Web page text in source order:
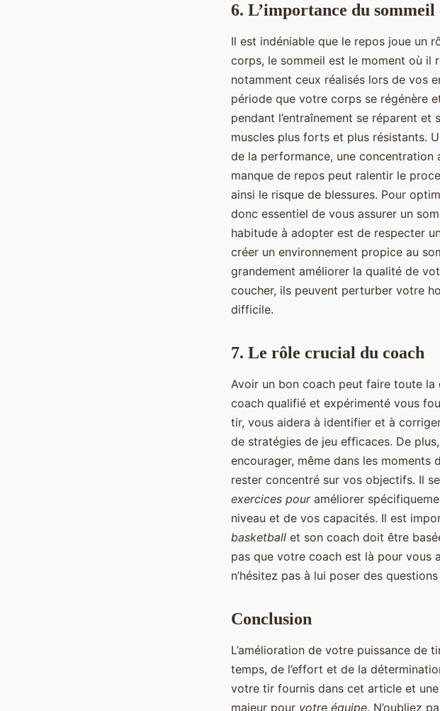
6. L’importance du sommeil
Il est indéniable que le repos joue un
corps, le sommeil est le moment où il
notamment ceux réalisés lors de vos
période que votre corps se régénère
pendant l’entraînement se réparent
muscles plus forts et plus résistants.
de la performance, une
manque de repos peut ralentir le
ainsi le risque de blessures. Pour
donc essentiel de vous assurer un
habitude à adopter est de respecter
créer un environnement propice au
grandement améliorer la qualité de
coucher, ils peuvent perturber votre
difficile.
7. Le rôle crucial du coach
Avoir un bon coach peut faire toute
coach qualifié et expérimenté vous
tir, vous aidera à identifier et à
de stratégies de jeu efficaces. De
encourager, même dans les
rester concentré sur vos objectifs. Il
exercices pouraméliorer
niveau et de vos capacités. Il est
basketball et son coach doit être
pas que votre coach est là pour vous
n’hésitez pas à lui poser des
Conclusion
L’amélioration de votre puissance de
temps, de l’effort et de la
votre tir fournis dans cet article et
majeur pour votre équipe. N’oubliez